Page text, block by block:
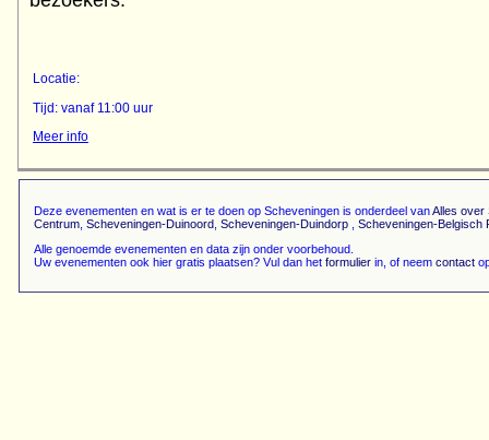
Locatie:
Tijd: vanaf 11:00 uur
Meer info
Deze evenementen en wat is er te doen op Scheveningen is onderdeel vanAlles over
Centrum Scheveningen-Duinoord Scheveningen-Duindorp
Scheveningen-Belgisch
Alle genoemde evenementen en data zijn onder voorbehoud.
Uw evenementen ook hier gratis plaatsen? Vul dan het formulier in, of neem contact